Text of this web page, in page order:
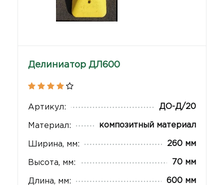
Делиниатор ДЛ600
Артикул: ДО-Д/20
Материал: композитный материал
Ширина, мм: 260 мм
Высота, мм: 70 мм
Длина, мм: 600 мм